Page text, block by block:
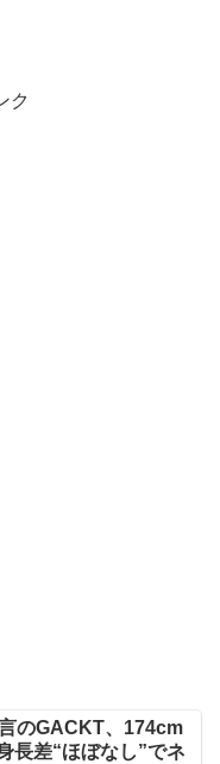
ク
のGACKT、174cm
長差“ほぼなし”でネ